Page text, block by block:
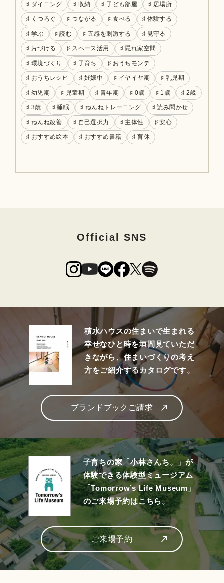
♯ ダイニング ♯ 収納 ♯ 子ども部屋 ♯ 居場所
♯ くつろぐ ♯ つながる ♯ 食べる ♯ 体験する
♯ 学ぶ ♯ 読む ♯ 五感を刺激する ♯ 見守る
♯ 片づける ♯ スペース活用 ♯ 隠れ家空間
♯ 環境づくり ♯ 子育ち ♯ おうちモンテ
♯ おうちレシピ ♯ 妊娠中 ♯ イヤイヤ期 ♯ 乳児期
♯ 幼児期 ♯ 児童期 ♯ 青年期 ♯ 0歳 ♯ 1歳 ♯ 2歳
♯ 3歳 ♯ 睡眠 ♯ ねんねトレーニング ♯ 読み聞かせ
♯ ねんね改善 ♯ 自己選択力 ♯ 主体性 ♯ 安心
♯ おすすめ絵本 ♯ おすすめ書籍 ♯ 育休
Official SNS
積水ハウスの住まいで生まれる
幸せなひと時を垣間見ていただ
きながら、住まいづくりの考え
方をご紹介するカタログです。
ブランドブックご請求
子育ちの家「小林さんち。」が
体験できる体験型ミュージアム
「Tomorrow’s Life Museum」
のご来場予約はこちら。
ご来場予約